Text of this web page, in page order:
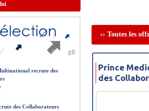
›› Toutes les
Prince
des
recrute des
des Collaborateurs